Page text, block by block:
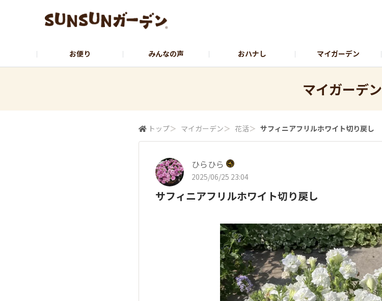
お便り みんなの声 おハナし マイガーデン
マイガーデン
トップ＞ マイガーデン＞ 花活＞ サフィニアフリルホワイト切り戻し
ひらひら
2025/06/25 23:04
サフィニアフリルホワイト切り戻し